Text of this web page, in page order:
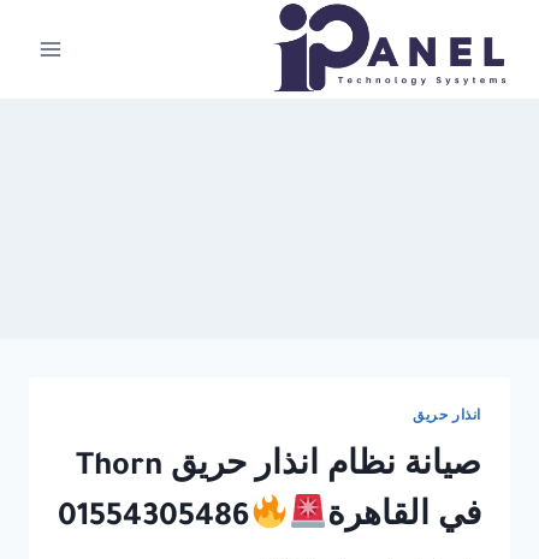
المحتوى
انذار حريق
صيانة نظام انذار حريق Thorn
في القاهرة
01554305486